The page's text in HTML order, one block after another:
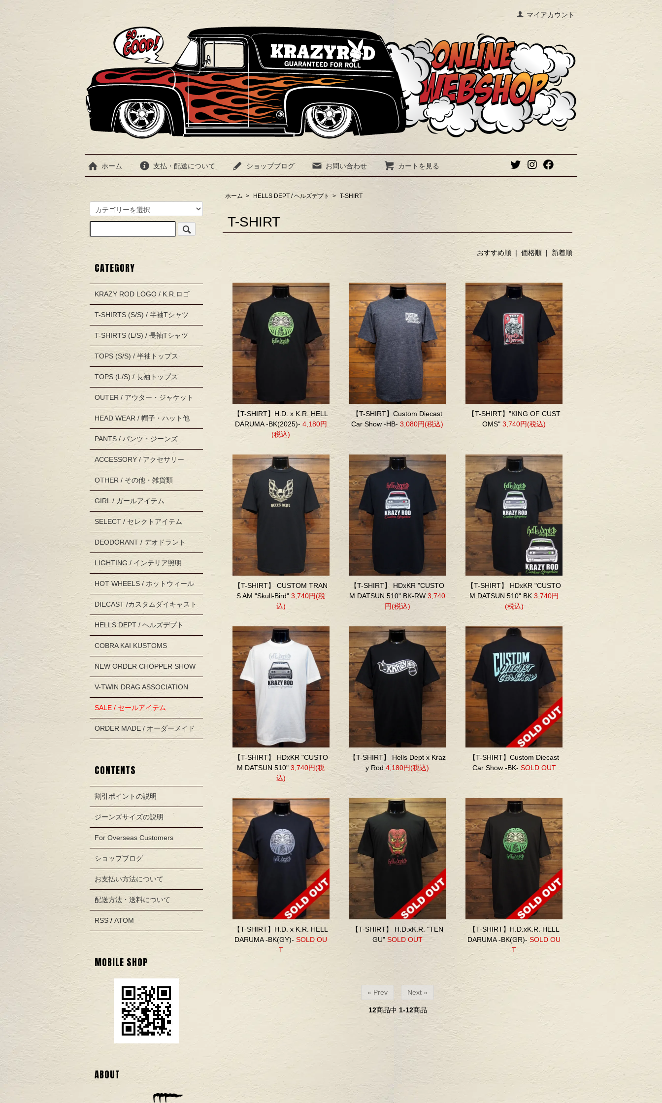
マイアカウント
ホーム 支払・配送について ショップブログ お問い合わせ カートを見る
ホーム > HELLS DEPT / ヘルズデプト > T-SHIRT
T-SHIRT
おすすめ順 | 価格順 | 新着順
【T-SHIRT】H.D. x K.R. HELL
DARUMA -BK(2025)- 4,180円
(税込)
【T-SHIRT】Custom Diecast
Car Show -HB- 3,080円(税込)
【T-SHIRT】"KING OF CUST
OMS" 3,740円(税込)
【T-SHIRT】 CUSTOM TRAN
S AM "Skull-Bird" 3,740円(税
込)
【T-SHIRT】 HDxKR "CUSTO
M DATSUN 510" BK-RW 3,740
円(税込)
【T-SHIRT】 HDxKR "CUSTO
M DATSUN 510" BK 3,740円
(税込)
【T-SHIRT】 HDxKR "CUSTO
M DATSUN 510" 3,740円(税
込)
【T-SHIRT】 Hells Dept x Kraz
y Rod 4,180円(税込)
【T-SHIRT】Custom Diecast
Car Show -BK- SOLD OUT
【T-SHIRT】H.D. x K.R. HELL
DARUMA -BK(GY)- SOLD OU
T
【T-SHIRT】 H.D.xK.R. "TEN
GU" SOLD OUT
【T-SHIRT】H.D.xK.R. HELL
DARUMA -BK(GR)- SOLD OU
T
« Prev Next »
12商品中 1-12商品
CATEGORY
KRAZY ROD LOGO / K.R.ロゴ
T-SHIRTS (S/S) / 半袖Tシャツ
T-SHIRTS (L/S) / 長袖Tシャツ
TOPS (S/S) / 半袖トップス
TOPS (L/S) / 長袖トップス
OUTER / アウター・ジャケット
HEAD WEAR / 帽子・ハット他
PANTS / パンツ・ジーンズ
ACCESSORY / アクセサリー
OTHER / その他・雑貨類
GIRL / ガールアイテム
SELECT / セレクトアイテム
DEODORANT / デオドラント
LIGHTING / インテリア照明
HOT WHEELS / ホットウィール
DIECAST /カスタムダイキャスト
HELLS DEPT / ヘルズデプト
COBRA KAI KUSTOMS
NEW ORDER CHOPPER SHOW
V-TWIN DRAG ASSOCIATION
SALE / セールアイテム
ORDER MADE / オーダーメイド
CONTENTS
割引ポイントの説明
ジーンズサイズの説明
For Overseas Customers
ショップブログ
お支払い方法について
配送方法・送料について
RSS / ATOM
MOBILE SHOP
ABOUT